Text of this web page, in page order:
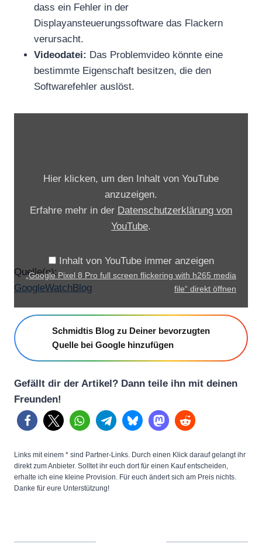
dass ein Fehler in der
Displayansteuerungssoftware das Flackern
verursacht.
Videodatei: Das Problemvideo könnte eine
bestimmte Eigenschaft besitzen, die den
Softwarefehler auslöst.
8
P
r
f
l
l
s
c
r
Hier klicken, um den Inhalt von YouTube
anzuzeigen.
Erfahre mehr in der Datenschutzerklärung von
YouTube.
Inhalt von YouTube immer anzeigen
„Google Pixel 8 Pro full screen flickering with h265 media
file“ direkt öffnen
Quelle(n):
GoogleWatchBlog
Schmidtis Blog zu Deiner bevorzugten
Quelle bei Google hinzufügen
Gefällt dir der Artikel? Dann teile ihn mit deinen
Freunden!
Links mit einem * sind Partner-Links. Durch einen Klick darauf gelangt ihr
direkt zum Anbieter. Solltet ihr euch dort für einen Kauf entscheiden,
erhalte ich eine kleine Provision. Für euch ändert sich am Preis nichts.
Danke für eure Unterstützung!